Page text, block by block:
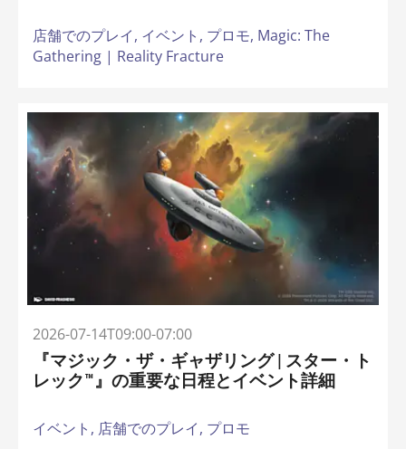
店舗でのプレイ, イベント, プロモ, Magic: The
Gathering | Reality Fracture
2026-07-14T09:00-07:00
『マジック・ザ・ギャザリング | スター・ト
レック™』の重要な日程とイベント詳細
イベント, 店舗でのプレイ, プロモ